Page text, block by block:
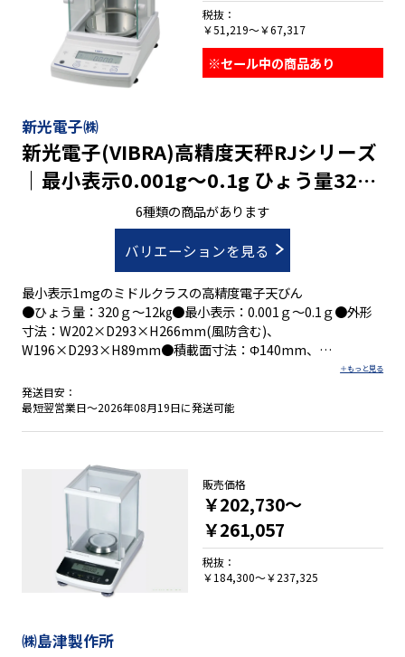
新光電子㈱
新光電子(VIBRA)高精度天秤RJシリーズ
｜最小表示0.001g～0.1g ひょう量320g
6種類の商品があります
バリエーションを見る
最小表示1mgのミドルクラスの高精度電子天びん
●ひょう量：320ｇ～12㎏●最小表示：0.001ｇ～0.1ｇ●外形
寸法：W202×D293×H266mm(風防含む)、
W196×D293×H89mm●積載面寸法：Φ140mm、
・RS-232C標準装備
発送目安：
最短翌営業日～2026年08月19日に発送可能
税抜：
￥51,219～￥67,317
※セール中の商品あり
㈱島津製作所
販売価格
￥202,730～
￥261,057
税抜：
￥184,300～￥237,325